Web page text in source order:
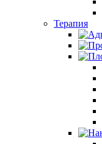
Терапия